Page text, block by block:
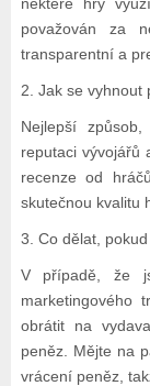
považován za
transparentní a
2. Jak se vyhnout
Nejlepší
reputaci vývojářů
recenze od
skutečnou kvalitu
3. Co dělat,
V případě, že
obrátit na
peněz. Mějte na
vrácení peněz,